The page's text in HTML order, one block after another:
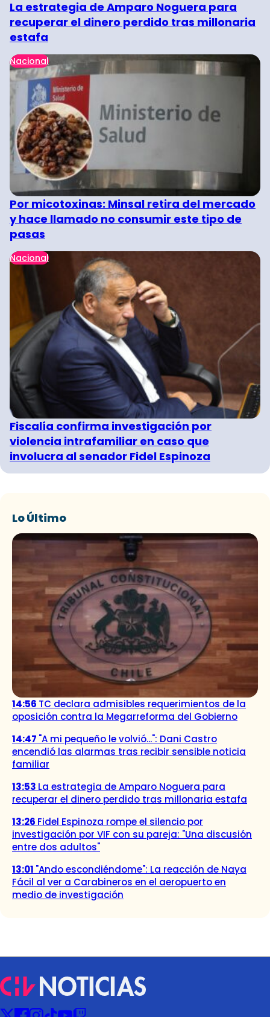
La estrategia de Amparo Noguera para
recuperar el dinero perdido tras millonaria
estafa
Nacional
Por micotoxinas: Minsal retira del mercado
y hace llamado no consumir este tipo de
pasas
Nacional
Fiscalía confirma investigación por
violencia intrafamiliar en caso que
involucra al senador Fidel Espinoza
Lo Último
14:56 TC declara admisibles requerimientos de la
oposición contra la Megarreforma del Gobierno
14:47 "A mi pequeño le volvió...": Dani Castro
encendió las alarmas tras recibir sensible noticia
familiar
13:53 La estrategia de Amparo Noguera para
recuperar el dinero perdido tras millonaria estafa
13:26 Fidel Espinoza rompe el silencio por
investigación por VIF con su pareja: "Una discusión
entre dos adultos"
13:01 "Ando escondiéndome": La reacción de Naya
Fácil al ver a Carabineros en el aeropuerto en
medio de investigación